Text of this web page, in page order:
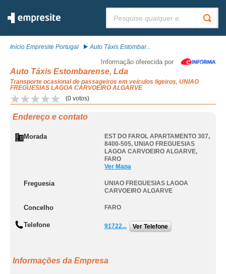
Início Empresite Portugal Auto Táxis Estombar...
Informação oferecida por
Auto Táxis Estombarense, Lda
Transporte ocasional de passageiros em veículos ligeiros, UNIAO
FREGUESIAS LAGOA CARVOEIRO ALGARVE
(0 votos)
Endereço e contato
Morada
EST DO FAROL APARTAMENTO 307,
8400-505, UNIAO FREGUESIAS
LAGOA CARVOEIRO ALGARVE,
FARO
Ver Mapa
Freguesia
UNIAO FREGUESIAS LAGOA
CARVOEIRO ALGARVE
Concelho FARO
Telefone 91722... Ver Telefone
Informações da Empresa